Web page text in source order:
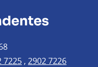
7225 , 2902 7226